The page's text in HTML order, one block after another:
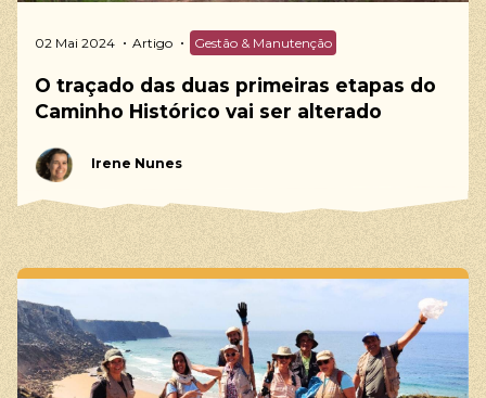
02 Mai 2024 Artigo Gestão & Manutenção
O traçado das duas primeiras etapas do
Caminho Histórico vai ser alterado
Irene Nunes